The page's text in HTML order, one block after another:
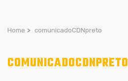
Home > comunicadoCDNpreto
COMUNICADOCDNPRETO